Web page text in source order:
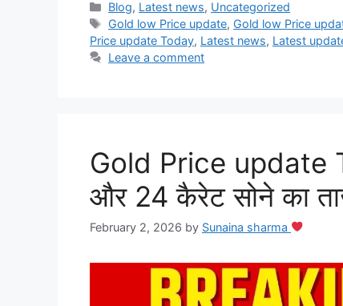
Categories
Blog, Latest news, Uncategorized
Tags
Gold low Price update, Gold low Price
Price update Today, Latest news, Latest
Leave a comment
Gold Price update
और 24 कैरेट सोने का
February 2, 2026 by Sunaina sharma